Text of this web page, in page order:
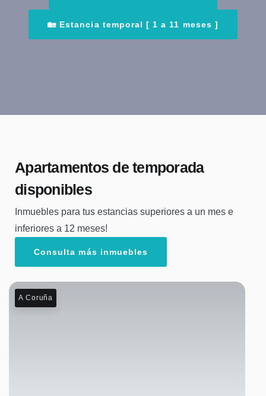
🏡 Estancia temporal [ 1 a 11 meses ]
Apartamentos de temporada
disponibles
Inmuebles para tus estancias superiores a un mes e
inferiores a 12 meses!
Consulta más inmuebles
A Coruña